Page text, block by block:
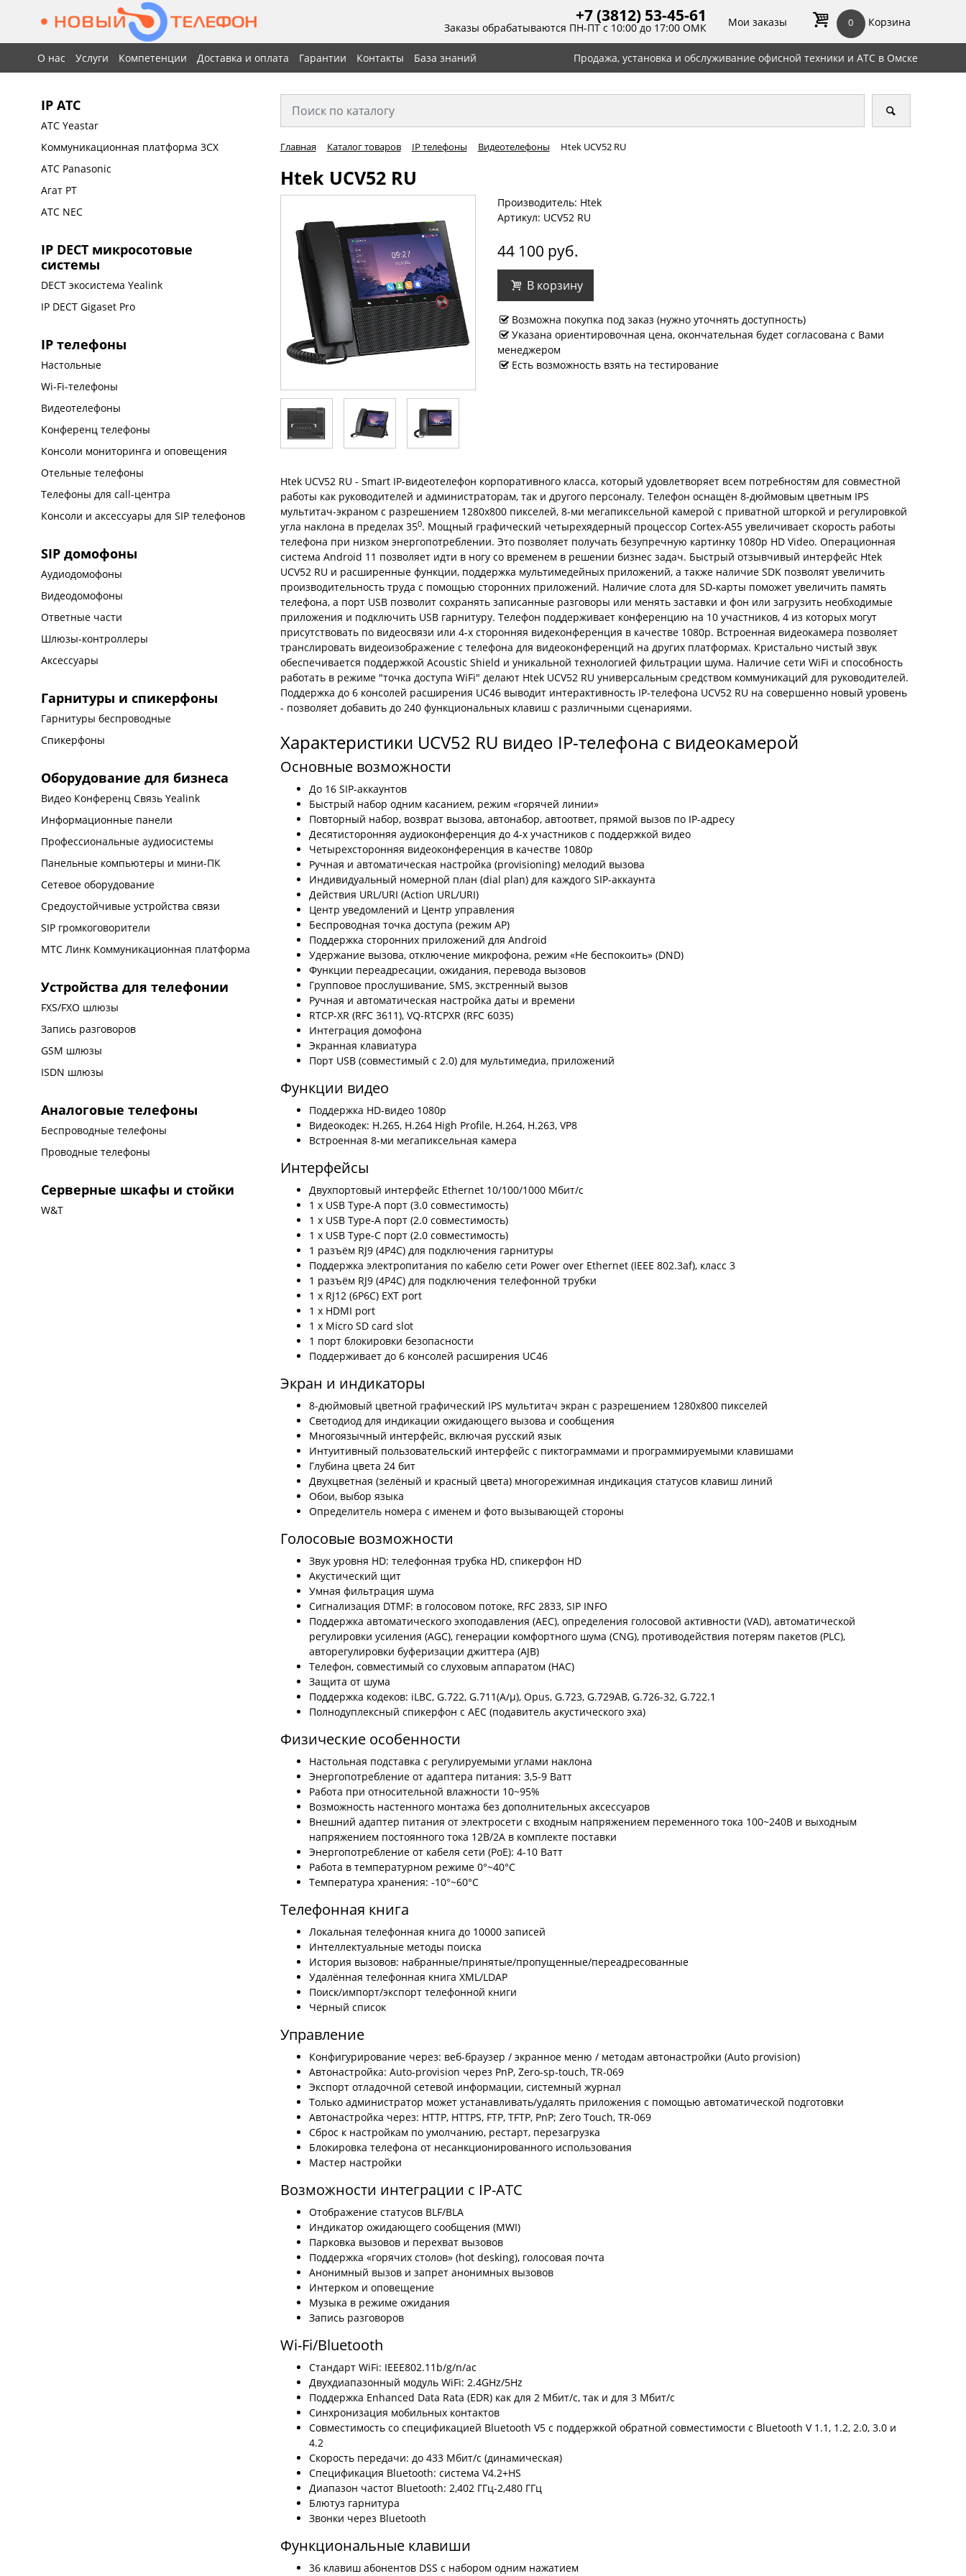
+7 (3812) 53-45-61
Заказы обрабатываются ПН-ПТ с 10:00 до 17:00 ОМК Мои заказы 0 Корзина
О нас Услуги Компетенции Доставка и оплата Гарантии Контакты База знаний Продажа, установка и обслуживание офисной техники и АТС в Омске
IP АТС
АТС Yeastar
Коммуникационная платформа 3CX
АТС Panasonic
Агат РТ
АТС NEC
IP DECT микросотовые
системы
DECT экосистема Yealink
IP DECT Gigaset Pro
IP телефоны
Настольные
Wi-Fi-телефоны
Видеотелефоны
Конференц телефоны
Консоли мониторинга и оповещения
Отельные телефоны
Телефоны для call-центра
Консоли и аксессуары для SIP телефонов
SIP домофоны
Аудиодомофоны
Видеодомофоны
Ответные части
Шлюзы-контроллеры
Аксессуары
Гарнитуры и спикерфоны
Гарнитуры беспроводные
Спикерфоны
Оборудование для бизнеса
Видео Конференц Связь Yealink
Информационные панели
Профессиональные аудиосистемы
Панельные компьютеры и мини-ПК
Сетевое оборудование
Средоустойчивые устройства связи
SIP громкоговорители
МТС Линк Коммуникационная платформа
Устройства для телефонии
FXS/FXO шлюзы
Запись разговоров
GSM шлюзы
ISDN шлюзы
Аналоговые телефоны
Беспроводные телефоны
Проводные телефоны
Серверные шкафы и стойки
W&T
Главная Каталог товаров IP телефоны Видеотелефоны Htek UCV52 RU
Htek UCV52 RU
Производитель: Htek
Артикул: UCV52 RU
44 100 руб.
В корзину
Возможна покупка под заказ (нужно уточнять доступность)
Указана ориентировочная цена, окончательная будет согласована с Вами
менеджером
Есть возможность взять на тестирование
Htek UCV52 RU - Smart IP-видеотелефон корпоративного класса, который удовлетворяет всем потребностям для совместной
работы как руководителей и администраторам, так и другого персоналу. Телефон оснащён 8-дюймовым цветным IPS
мультитач-экраном c разрешением 1280x800 пикселей, 8-ми мегапиксельной камерой с приватной шторкой и регулировкой
угла наклона в пределах 350. Мощный графический четырехядерный процессор Cortex-A55 увеличивает скорость работы
телефона при низком энергопотреблении. Это позволяет получать безупречную картинку 1080p HD Video. Операционная
система Android 11 позволяет идти в ногу со временем в решении бизнес задач. Быстрый отзывчивый интерфейс Htek
UCV52 RU и расширенные функции, поддержка мультимедейных приложений, а также наличие SDK позволят увеличить
производительность труда с помощью сторонних приложений. Наличие слота для SD-карты поможет увеличить память
телефона, а порт USB позволит сохранять записанные разговоры или менять заставки и фон или загрузить необходимые
приложения и подключить USB гарнитуру. Телефон поддерживает конференцию на 10 участников, 4 из которых могут
присутствовать по видеосвязи или 4-х сторонняя видеконференция в качестве 1080p. Встроенная видеокамера позволяет
транслировать видеоизображение с телефона для видеоконференций на других платформах. Кристально чистый звук
обеспечивается поддержкой Acoustic Shield и уникальной технологией фильтрации шума. Наличие сети WiFi и способность
работать в режиме "точка доступа WiFi" делают Htek UCV52 RU универсальным средством коммуникаций для руководителей.
Поддержка до 6 консолей расширения UC46 выводит интерактивность IP-телефона UCV52 RU на совершенно новый уровень
- позволяет добавить до 240 функциональных клавиш с различными сценариями.
Характеристики UCV52 RU видео IP-телефона с видеокамерой
Основные возможности
До 16 SIP-аккаунтов
Быстрый набор одним касанием, режим «горячей линии»
Повторный набор, возврат вызова, автонабор, автоответ, прямой вызов по IP-адресу
Десятисторонняя аудиоконференция до 4-х участников с поддержкой видео
Четырехсторонняя видеоконференция в качестве 1080p
Ручная и автоматическая настройка (provisioning) мелодий вызова
Индивидуальный номерной план (dial plan) для каждого SIP-аккаунта
Действия URL/URI (Action URL/URI)
Центр уведомлений и Центр управления
Беспроводная точка доступа (режим AP)
Поддержка сторонних приложений для Android
Удержание вызова, отключение микрофона, режим «Не беспокоить» (DND)
Функции переадресации, ожидания, перевода вызовов
Групповое прослушивание, SMS, экстренный вызов
Ручная и автоматическая настройка даты и времени
RTCP-XR (RFC 3611), VQ-RTCPXR (RFC 6035)
Интеграция домофона
Экранная клавиатура
Порт USB (совместимый с 2.0) для мультимедиа, приложений
Функции видео
Поддержка HD-видео 1080p
Видеокодек: H.265, H.264 High Profile, H.264, H.263, VP8
Встроенная 8-ми мегапиксельная камера
Интерфейсы
Двухпортовый интерфейс Ethernet 10/100/1000 Мбит/с
1 x USB Type-A порт (3.0 совместимость)
1 x USB Type-A порт (2.0 совместимость)
1 x USB Type-C порт (2.0 совместимость)
1 разъём RJ9 (4P4C) для подключения гарнитуры
Поддержка электропитания по кабелю сети Power over Ethernet (IEEE 802.3af), класс 3
1 разъём RJ9 (4P4C) для подключения телефонной трубки
1 x RJ12 (6P6C) EXT port
1 x HDMI port
1 x Micro SD card slot
1 порт блокировки безопасности
Поддерживает до 6 консолей расширения UC46
Экран и индикаторы
8-дюймовый цветной графический IPS мультитач экран c разрешением 1280x800 пикселей
Светодиод для индикации ожидающего вызова и сообщения
Многоязычный интерфейс, включая русский язык
Интуитивный пользовательский интерфейс с пиктограммами и программируемыми клавишами
Глубина цвета 24 бит
Двухцветная (зелёный и красный цвета) многорежимная индикация статусов клавиш линий
Обои, выбор языка
Определитель номера с именем и фото вызывающей стороны
Голосовые возможности
Звук уровня HD: телефонная трубка HD, спикерфон HD
Акустический щит
Умная фильтрация шума
Сигнализация DTMF: в голосовом потоке, RFC 2833, SIP INFO
Поддержка автоматического эхоподавления (AEC), определения голосовой активности (VAD), автоматической
регулировки усиления (AGC), генерации комфортного шума (CNG), противодействия потерям пакетов (PLC),
авторегулировки буферизации джиттера (AJB)
Телефон, совместимый со слуховым аппаратом (HAC)
Защита от шума
Поддержка кодеков: iLBC, G.722, G.711(A/μ), Opus, G.723, G.729AB, G.726-32, G.722.1
Полнодуплексный спикерфон с AEC (подавитель акустического эха)
Физические особенности
Настольная подставка с регулируемыми углами наклона
Энергопотребление от адаптера питания: 3,5-9 Ватт
Работа при относительной влажности 10~95%
Возможность настенного монтажа без дополнительных аксессуаров
Внешний адаптер питания от электросети с входным напряжением переменного тока 100~240В и выходным
напряжением постоянного тока 12В/2А в комплекте поставки
Энергопотребление от кабеля сети (PoE): 4-10 Ватт
Работа в температурном режиме 0°~40°C
Температура хранения: -10°~60°C
Телефонная книга
Локальная телефонная книга до 10000 записей
Интеллектуальные методы поиска
История вызовов: набранные/принятые/пропущенные/переадресованные
Удалённая телефонная книга XML/LDAP
Поиск/импорт/экспорт телефонной книги
Чёрный список
Управление
Конфигурирование через: веб-браузер / экранное меню / методам автонастройки (Auto provision)
Автонастройка: Auto-provision через PnP, Zero-sp-touch, TR-069
Экспорт отладочной сетевой информации, системный журнал
Только администратор может устанавливать/удалять приложения с помощью автоматической подготовки
Автонастройка через: HTTP, HTTPS, FTP, TFTP, PnP; Zero Touch, TR-069
Сброс к настройкам по умолчанию, рестарт, перезагрузка
Блокировка телефона от несанкционированного использования
Мастер настройки
Возможности интеграции с IP-АТС
Отображение статусов BLF/BLA
Индикатор ожидающего сообщения (MWI)
Парковка вызовов и перехват вызовов
Поддержка «горячих столов» (hot desking), голосовая почта
Анонимный вызов и запрет анонимных вызовов
Интерком и оповещение
Музыка в режиме ожидания
Запись разговоров
Wi-Fi/Bluetooth
Стандарт WiFi: IEEE802.11b/g/n/ac
Двухдиапазонный модуль WiFi: 2.4GHz/5Hz
Поддержка Enhanced Data Rata (EDR) как для 2 Мбит/с, так и для 3 Мбит/с
Синхронизация мобильных контактов
Совместимость со спецификацией Bluetooth V5 с поддержкой обратной совместимости с Bluetooth V 1.1, 1.2, 2.0, 3.0 и
4.2
Скорость передачи: до 433 Мбит/с (динамическая)
Спецификация Bluetooth: система V4.2+HS
Диапазон частот Bluetooth: 2,402 ГГц-2,480 ГГц
Блютуз гарнитура
Звонки через Bluetooth
Функциональные клавиши
36 клавиш абонентов DSS с набором одним нажатием